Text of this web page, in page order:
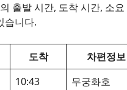
출발 시간, 도착 시간, 소
습니다.
도착 차편정보
10:43 무궁화호